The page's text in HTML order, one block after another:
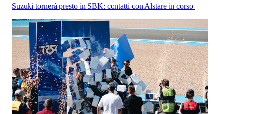
Suzuki tornerà presto in SBK: contatti con Alstare in corso